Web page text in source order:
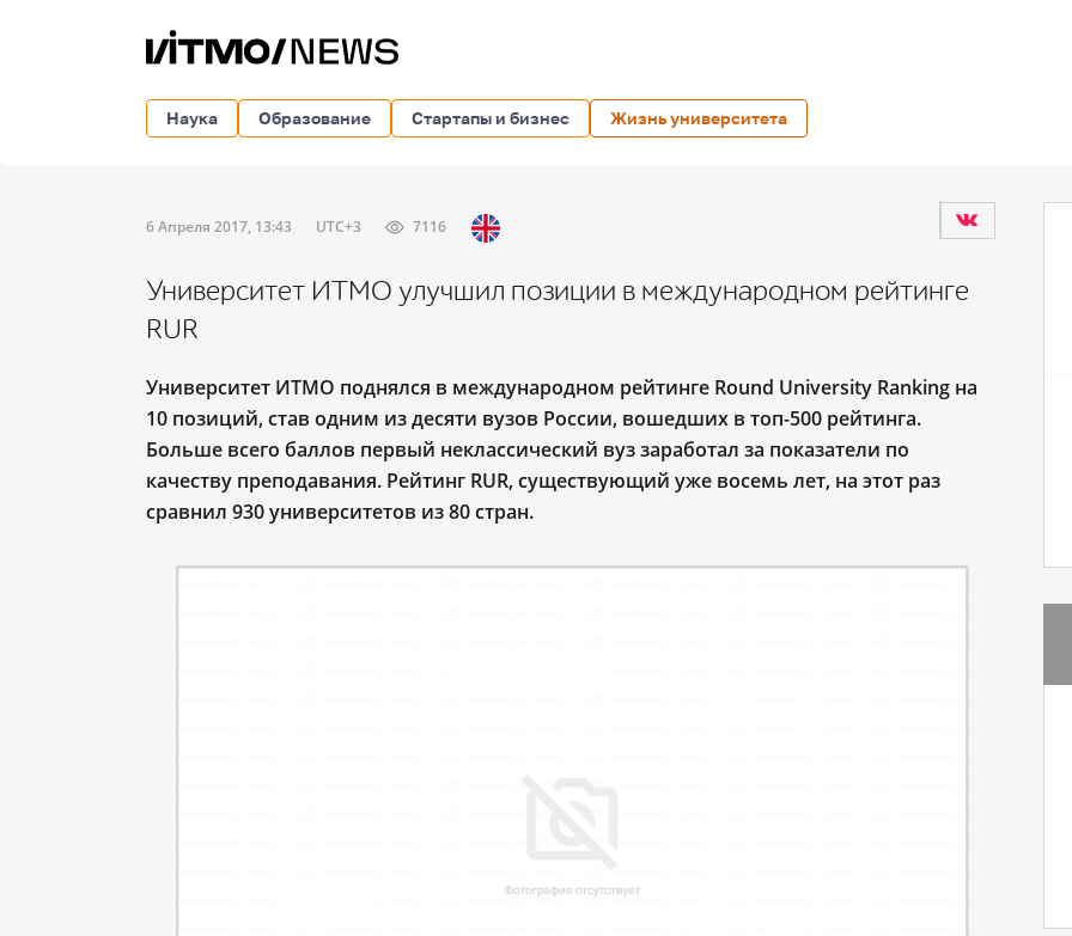
Наука Образование Стартапы и бизнес Жизнь университета
6 Апреля 2017, 13:43 UTC+3 7116
Университет ИТМО улучшил позиции в международном рейтинге
RUR
Университет ИТМО поднялся в международном рейтинге Round University Ranking на
10 позиций, став одним из десяти вузов России, вошедших в топ-500 рейтинга.
Больше всего баллов первый неклассический вуз заработал за показатели по
качеству преподавания. Рейтинг RUR, существующий уже восемь лет, на этот раз
сравнил 930 университетов из 80 стран.